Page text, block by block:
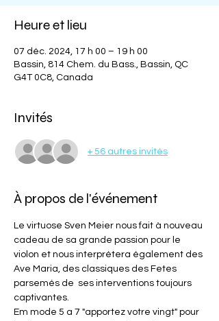
Heure et lieu
07 déc. 2024, 17 h 00 – 19 h 00
Bassin, 814 Chem. du Bass., Bassin, QC
G4T 0C8, Canada
Invités
+ 56 autres invités
À propos de l'événement
Le virtuose Sven Meier nous fait à nouveau
cadeau de sa grande passion pour le
violon et nous interprétera également des
Ave Maria, des classiques des Fetes
parsemés de  ses interventions toujours
captivantes.
Em mode 5 a 7 "apportez votre vingt" pour